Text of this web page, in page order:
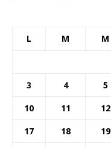
L M M
3
4 5
10
11 12
17
18 19